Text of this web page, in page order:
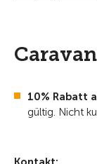
10% Rabatt
gültig. Nicht